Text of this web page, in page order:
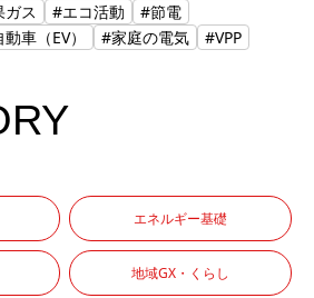
ス #エコ活動
#節電
車（EV） #家庭の電気 #VPP
エネルギー基礎
地域GX・くらし